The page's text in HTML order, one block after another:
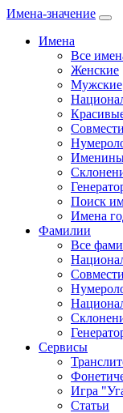
Имена-значение
Имена
Все
Женские
Мужские
Поиск
Имена
Фамилии
Все
Сервисы
Игра
Статьи